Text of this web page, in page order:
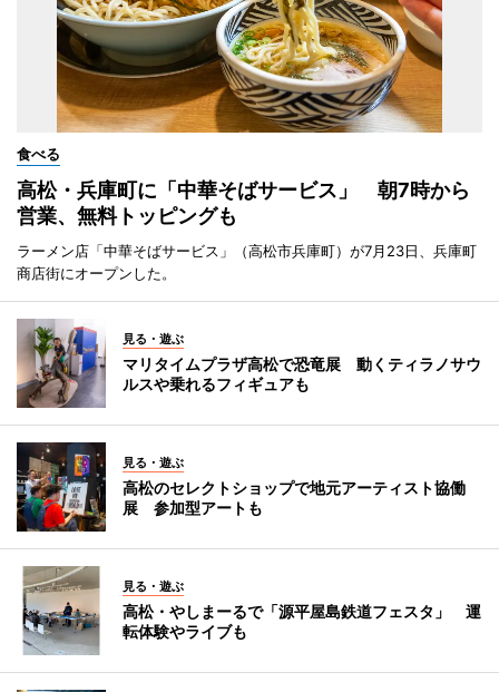
食べる
高松・兵庫町に「中華そばサービス」 朝7時から
営業、無料トッピングも
ラーメン店「中華そばサービス」（高松市兵庫町）が7月23日、兵庫町
商店街にオープンした。
見る・遊ぶ
マリタイムプラザ高松で恐竜展 動くティラノサウ
ルスや乗れるフィギュアも
見る・遊ぶ
高松のセレクトショップで地元アーティスト協働
展 参加型アートも
見る・遊ぶ
高松・やしまーるで「源平屋島鉄道フェスタ」 運
転体験やライブも